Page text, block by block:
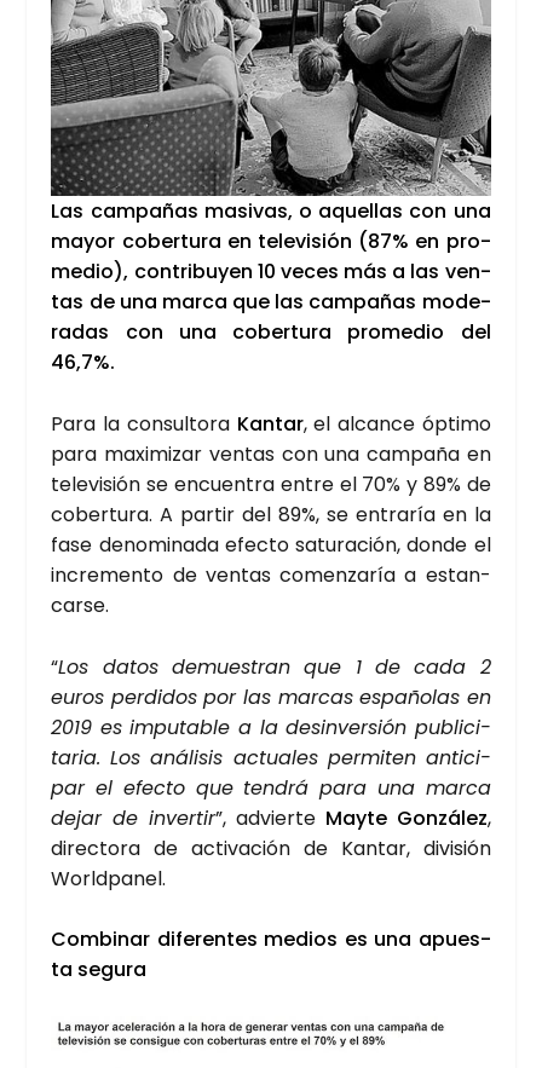
Las cam­pa­ñas masi­vas, o aque­llas con una
mayor cober­tu­ra en tele­vi­sión (87% en pro­
me­dio), con­tri­bu­yen 10 veces más a las ven­
tas de una mar­ca que las cam­pa­ñas mode­
ra­das con una cober­tu­ra pro­me­dio del
46,7%.
Para la con­sul­to­ra Kan­tar, el alcan­ce ópti­mo
para maxi­mi­zar ven­tas con una cam­pa­ña en
tele­vi­sión se encuen­tra entre el 70% y 89% de
cober­tu­ra. A par­tir del 89%, se entra­ría en la
fase deno­mi­na­da efec­to satu­ra­ción, don­de el
incre­men­to de ven­tas comen­za­ría a estan­
car­se.
“Los datos demues­tran que 1 de cada 2
euros per­di­dos por las mar­cas espa­ño­las en
2019 es impu­table a la des­in­ver­sión publi­ci­
ta­ria. Los aná­li­sis actua­les per­mi­ten anti­ci­
par el efec­to que ten­drá para una mar­ca
dejar de inver­tir”, advier­te May­te Gon­zá­lez,
direc­to­ra de acti­va­ción de Kan­tar, divi­sión
World­pa­nel.
Com­bi­nar dife­ren­tes medios es una apues­
ta segu­ra